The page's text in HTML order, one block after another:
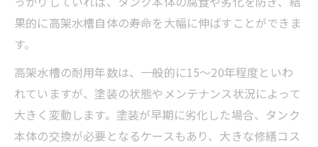
果的に高架水槽自体の寿命を大幅に伸ばすことができま
す。
高架水槽の耐用年数は、一般的に15～20年程度といわ
れていますが、塗装の状態やメンテナンス状況によって
大きく変動します。塗装が早期に劣化した場合、タンク
本体の交換が必要となるケースもあり、大きな修繕コス